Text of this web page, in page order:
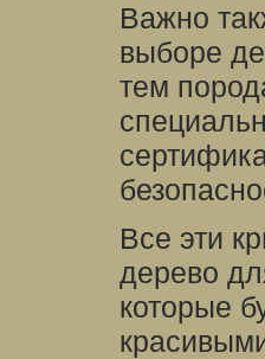
Важно
выборе
тем
Все эти
дерево
которые